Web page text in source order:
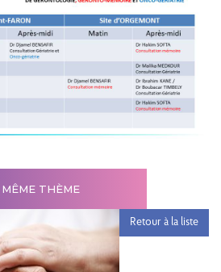
Retour à la liste
THÈME